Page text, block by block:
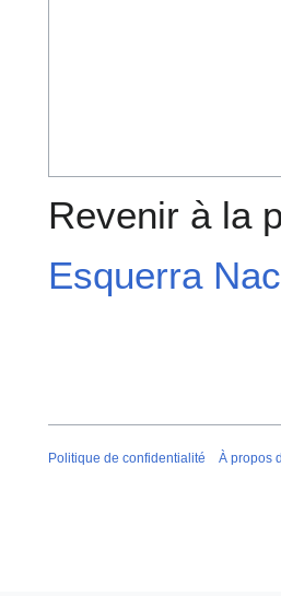
Revenir à la
Esquerra
Politique de confidentialité À propos